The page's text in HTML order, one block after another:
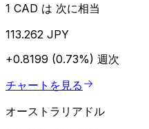
1 CAD は 次に相当
113.262 JPY
+0.8199 (0.73%) 週次
チャートを見る
オーストラリアドル